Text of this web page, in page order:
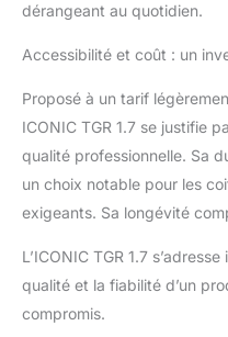
dérangeant au quotidien.
Accessibilité et coût : un
Proposé à un tarif
ICONIC TGR 1.7 se justifie
qualité professionnelle. Sa
un choix notable pour les
exigeants. Sa longévité
L’ICONIC TGR 1.7
qualité et la fiabilité d’un
compromis.